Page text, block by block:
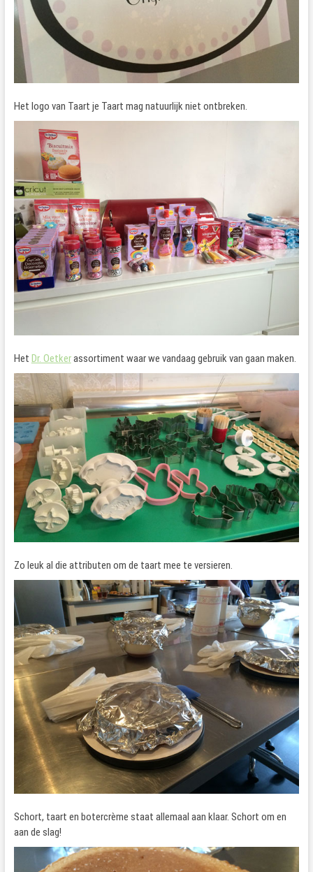
Het logo van Taart je Taart mag natuurlijk niet ontbreken.
Het Dr. Oetkerassortiment waar we vandaag gebruik van gaan maken.
Zo leuk al die attributen om de taart mee te versieren.
Schort, taart en botercrème staat allemaal aan klaar. Schort om en
aan de slag!